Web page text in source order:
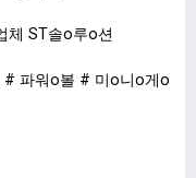
체 ST솔o루o션
파워o볼 # 미o니o게o